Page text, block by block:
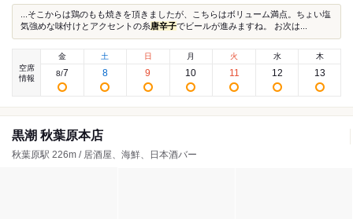
...そこからは鶏のもも焼きを頂きましたが、こちらはボリューム満点。ちょい塩
気強めな味付けとアクセントの糸唐辛子でビールが進みますね。 お次は...
空席
情報
金
8/7
土
8
日
9
月
10
火
11
水
12
木
13
黒潮 秋葉原本店
秋葉原駅 226m / 居酒屋、海鮮、日本酒バー